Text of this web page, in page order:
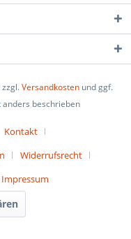
Versandkosten und ggf.
beschrieben
Kontakt
Widerrufsrecht
Impressum